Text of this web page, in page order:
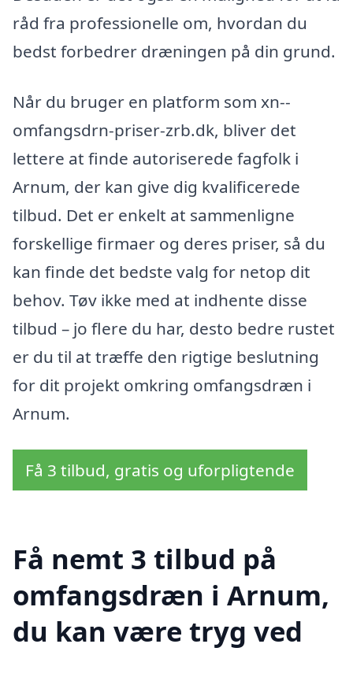
råd fra professionelle om, hvordan du
bedst forbedrer dræningen på din grund.
Når du bruger en platform som xn--
omfangsdrn-priser-zrb.dk, bliver det
lettere at finde autoriserede fagfolk i
Arnum, der kan give dig kvalificerede
tilbud. Det er enkelt at sammenligne
forskellige firmaer og deres priser, så du
kan finde det bedste valg for netop dit
behov. Tøv ikke med at indhente disse
tilbud – jo flere du har, desto bedre rustet
er du til at træffe den rigtige beslutning
for dit projekt omkring omfangsdræn i
Arnum.
Få 3 tilbud, gratis og uforpligtende
Få nemt 3 tilbud på
omfangsdræn i Arnum,
du kan være tryg ved